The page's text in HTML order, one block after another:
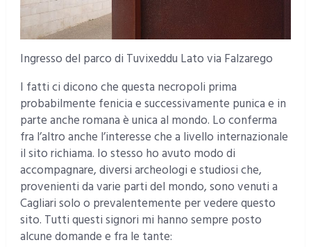
Ingresso del parco di Tuvixeddu Lato via Falzarego
I fatti ci dicono che questa necropoli prima
probabilmente fenicia e successivamente punica e in
parte anche romana è unica al mondo. Lo conferma
fra l’altro anche l’interesse che a livello internazionale
il sito richiama. Io stesso ho avuto modo di
accompagnare, diversi archeologi e studiosi che,
provenienti da varie parti del mondo, sono venuti a
Cagliari solo o prevalentemente per vedere questo
sito. Tutti questi signori mi hanno sempre posto
alcune domande e fra le tante: